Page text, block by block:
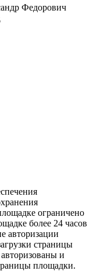
Федорович
ограничено
более 24 часов
авторизации
страницы
и
площадки.